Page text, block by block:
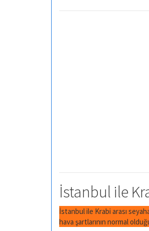
İstanbul ile
İstanbul ile Krabi arası
hava şartlarının normal